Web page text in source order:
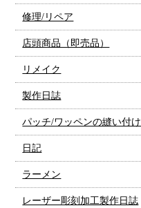
修理/リペア
店頭商品（即売品）
リメイク
製作日誌
パッチ/ワッペンの縫い付け
日記
ラーメン
レーザー彫刻加工製作日誌